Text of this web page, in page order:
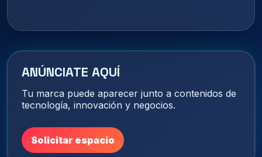
ANÚNCIATE AQUÍ
Tu marca puede aparecer junto a contenidos de
tecnología, innovación y negocios.
Solicitar espacio